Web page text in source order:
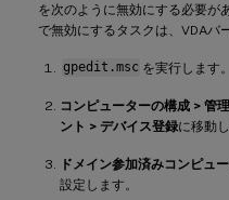
を次のように無効にする必要が
で無効にするタスクは、VDAバ
gpedit.msc を実行します。
コンピューターの構成 > 管
ント > デバイス登録に移動
ドメイン参加済みコンピュ
設定します。